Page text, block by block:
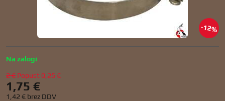
12%
Na zalogi
2 € Popust 0,25 €
1,75 €
1,42 € brez DDV